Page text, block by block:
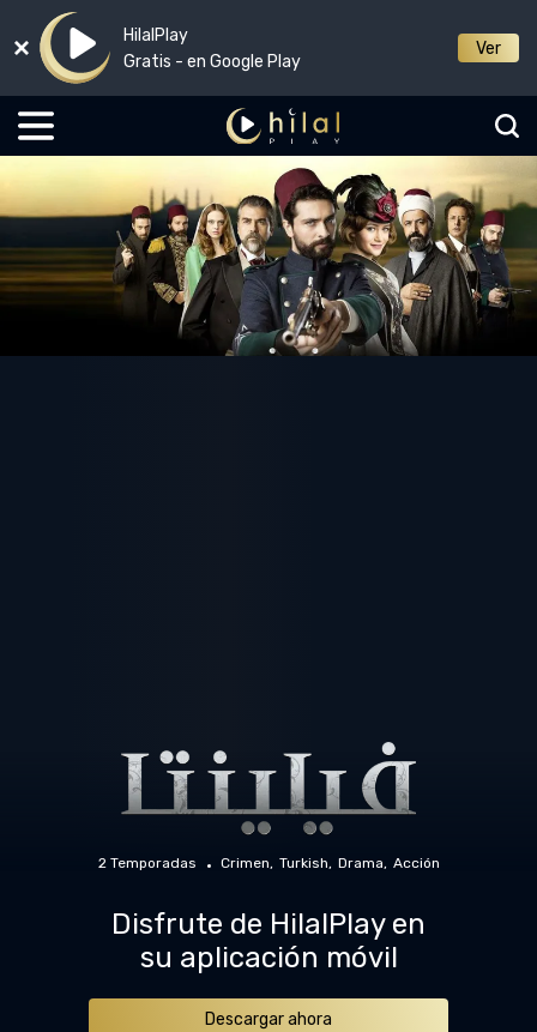
HilalPlay
Gratis - en Google Play
Ver
2 Temporadas Crimen Turkish Drama Acción
Disfrute de HilalPlay en
su aplicación móvil
Descargar ahora